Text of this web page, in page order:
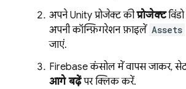
अपने Unity प्रोजेक्ट कीप्रोजेक्ट
अपनी कॉन्फ़िगरेशन फ़ाइलें Assets
जाएं.
Firebaseकंसोल में वापस जाकर,
आगे बढ़ेंपर क्लिक करें.